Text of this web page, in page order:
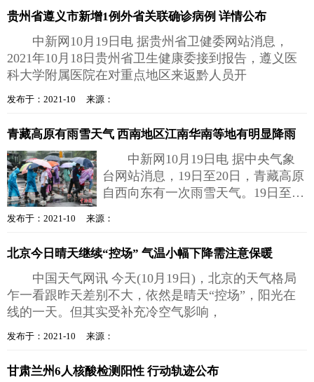
贵州省遵义市新增1例外省关联确诊病例 详情公布
中新网10月19日电 据贵州省卫健委网站消息，
2021年10月18日贵州省卫生健康委接到报告，遵义医
科大学附属医院在对重点地区来返黔人员开
发布于：2021-10 来源：
青藏高原有雨雪天气 西南地区江南华南等地有明显降雨
中新网10月19日电 据中央气象
台网站消息，19日至20日，青藏高原
自西向东有一次雨雪天气。19日至22
淮
发布于：2021-10 来源：
北京今日晴天继续“控场” 气温小幅下降需注意保暖
中国天气网讯 今天(10月19日)，北京的天气格局
乍一看跟昨天差别不大，依然是晴天“控场”，阳光在
线的一天。但其实受补充冷空气影响，
发布于：2021-10 来源：
甘肃兰州6人核酸检测阳性 行动轨迹公布